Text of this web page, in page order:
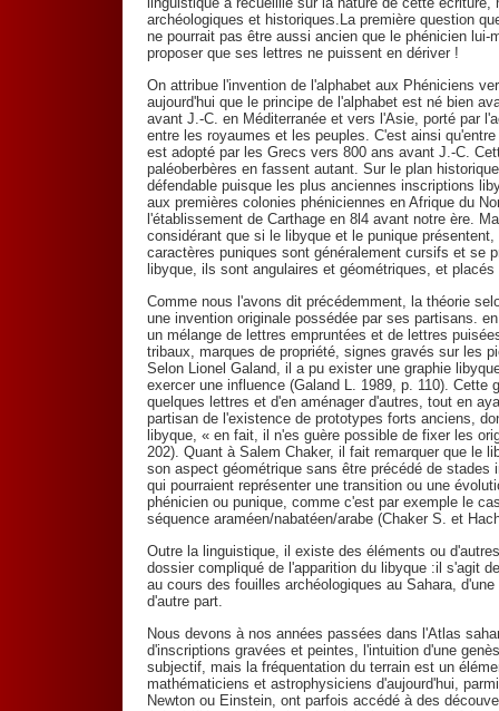
archéologiques et historiques.La première question
ne pourrait pas être aussi ancien que le phénicien
proposer que ses lettres ne puissent en dériver !
On attribue l'invention de l'alphabet aux Phéniciens
aujourd'hui que le principe de l'alphabet est né bien
avant J.-C. en Méditerranée et vers l'Asie, porté par
entre les royaumes et les peuples. C'est ainsi
est adopté par les Grecs vers 800 ans avant J.-C.
paléoberbères en fassent autant. Sur le plan
défendable puisque les plus anciennes inscriptions
aux premières colonies phéniciennes en Afrique du
l'établissement de Carthage en 8l4 avant notre ère.
considérant que si le libyque et le punique
caractères puniques sont généralement cursifs et se
libyque, ils sont angulaires et géométriques, et
Comme nous l'avons dit précédemment, la théorie
une invention originale possédée par ses partisans.
un mélange de lettres empruntées et de lettres
tribaux, marques de propriété, signes gravés sur les
Selon Lionel Galand, il a pu exister une graphie
exercer une influence (Galand L. 1989, p. 110). Cette
quelques lettres et d'en aménager d'autres, tout en
partisan de l'existence de prototypes forts anciens,
libyque, « en fait, il n'es guère possible de fixer les
202). Quant à Salem Chaker, il fait remarquer que le
son aspect géométrique sans être précédé de
qui pourraient représenter une transition ou une
phénicien ou punique, comme c'est par exemple le
séquence araméen/nabatéen/arabe (Chaker S. et
Outre la linguistique, il existe des éléments ou
dossier compliqué de l'apparition du libyque :il s'agit
au cours des fouilles archéologiques au Sahara,
d'autre part.
Nous devons à nos années passées dans l'Atlas
d'inscriptions gravées et peintes, l'intuition d'une
subjectif, mais la fréquentation du terrain est un
mathématiciens et astrophysiciens d'aujourd'hui,
Newton ou Einstein, ont parfois accédé à des